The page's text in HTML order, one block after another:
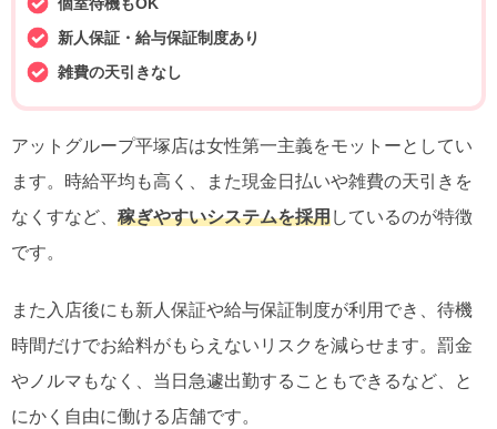
新人保証・給与保証制度あり
雑費の天引きなし
アットグループ平塚店は女性第一主義をモットーとしてい
ます。時給平均も高く、また現金日払いや雑費の天引きを
なくすなど、 稼ぎやすいシステムを採用しているのが特徴
です。
また入店後にも新人保証や給与保証制度が利用でき、待機
時間だけでお給料がもらえないリスクを減らせます。罰金
やノルマもなく、当日急遽出勤することもできるなど、と
にかく自由に働ける店舗です。